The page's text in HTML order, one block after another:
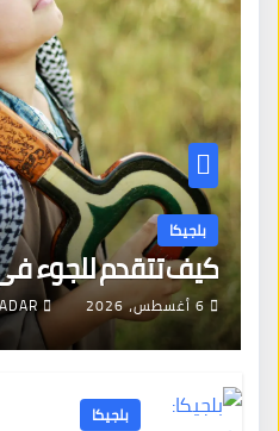
بلجيكا
كيف تتقدم للجوء
6 أغسطس، 2026
بلجيكا